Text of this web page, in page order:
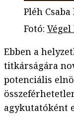
Pléh
Fotó:
Ebben a
titkárságára
potenciális
agykutatóként